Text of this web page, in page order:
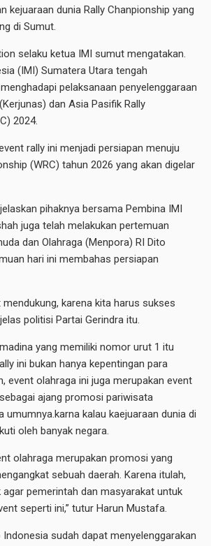
kejuaraan dunia Rally Chanpionship yang
di Sumut.
selaku ketua IMI sumut mengatakan.
(IMI) Sumatera Utara tengah
pelaksanaan penyelenggaraan
dan Asia Pasifik Rally
2024.
rally ini menjadi persiapan menuju
(WRC) tahun 2026 yang akan digelar
pihaknya bersama Pembina IMI
juga telah melakukan pertemuan
dan Olahraga (Menpora) RI Dito
hari ini membahas persiapan
karena kita harus sukses
politisi Partai Gerindra itu.
yang memiliki nomor urut 1 itu
ini bukan hanya kepentingan para
event olahraga ini juga merupakan event
ajang promosi pariwisata
umumnya.karna kalau kaejuaraan dunia di
oleh banyak negara.
olahraga merupakan promosi yang
sebuah daerah. Karena itulah,
pemerintah dan masyarakat untuk
seperti ini,” tutur Harun Mustafa.
sudah dapat menyelenggarakan